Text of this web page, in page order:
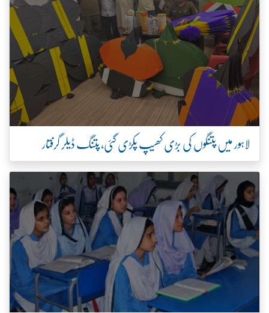
لاہور میں پتنگوں کی بڑی کھیپ پکڑی گئی، پتنگ ڈیلر گرفتار